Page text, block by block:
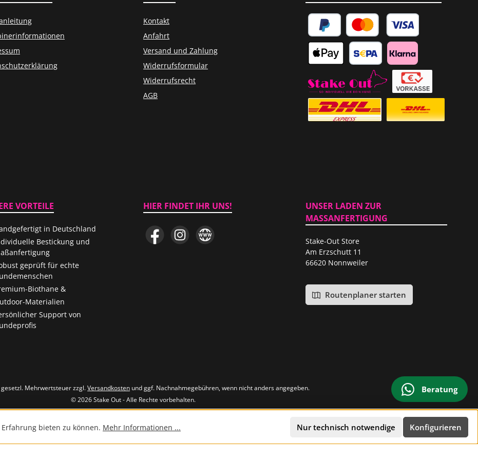
Kontakt
Anfahrt
Versand und Zahlung
Widerrufsformular
Widerrufsrecht
AGB
PayPal Kredit- oder Debitkarte
SEPA Lastschrift
Klarna
Vorkasse
Abholung im Laden
VORTEILE
in Deutschland
Bestickung und
geprüft für echte
Biothane &
Materialien
Support von
HIER FINDET IHR UNS!
FacebookInstagramWebsite
UNSER LADEN ZUR
MASSANFERTIGUNG
Stake-Out Store
Am Erzschutt 11
66620 Nonnweiler
Routenplaner starten
Mehrwertsteuer zzgl.Versandkosten und ggf. Nachnahmegebühren, wenn nicht anders angegeben.
© 2026 Stake Out - Alle Rechte vorbehalten.
Beratung
bieten zu können. Mehr Informationen ... Nur technisch notwendige Konfigurieren